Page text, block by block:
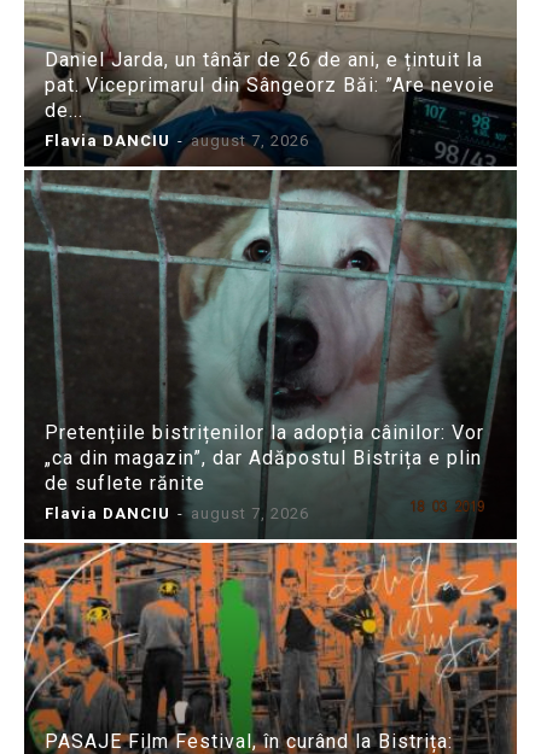
Daniel Jarda, un tânăr de 26 de ani, e țintuit la
pat. Viceprimarul din Sângeorz Băi: ”Are nevoie
de...
Flavia DANCIU - august 7, 2026
Pretențiile bistrițenilor la adopția câinilor: Vor
„ca din magazin”, dar Adăpostul Bistrița e plin
de suflete rănite
Flavia DANCIU - august 7, 2026
PASAJE Film Festival, în curând la Bistrița: